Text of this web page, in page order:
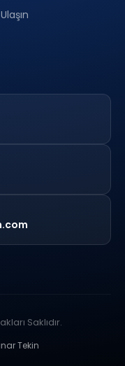
Saklıdır.
Tekin